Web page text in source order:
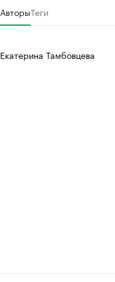
АвторыТеги
Екатерина Тамбовцева